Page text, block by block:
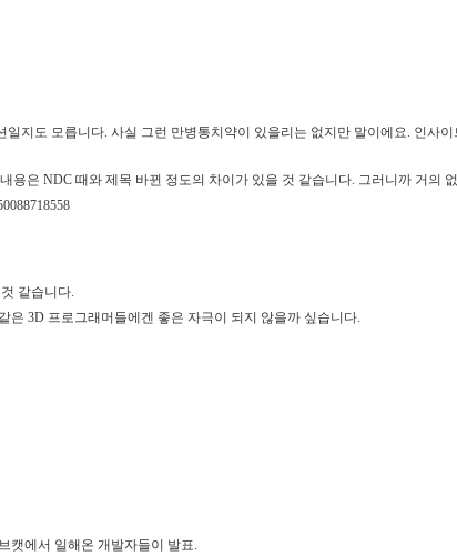
지도 모릅니다. 사실 그런 만병통치약이 있을리는 없지만 말이에요. 인사이
용은 NDC 때와 제목 바뀐 정도의 차이가 있을 것 같습니다. 그러니까 거의
같습니다.
은 3D 프로그래머들에겐 좋은 자극이 되지 않을까 싶습니다.
캣에서 일해온 개발자들이 발표.